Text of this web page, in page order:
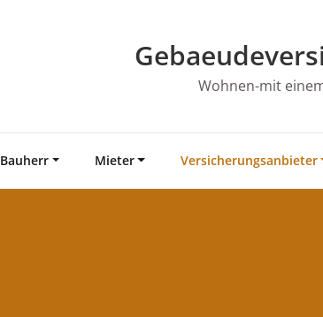
Wohnen-mit
Bauherr Mieter Versicherungsanbieter